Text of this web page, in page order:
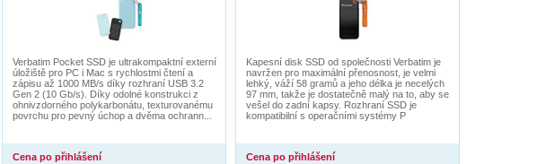
Verbatim Pocket SSD je ultrakompaktní externí
úložiště pro PC i Mac s rychlostmi čtení a
zápisu až 1000 MB/s díky rozhraní USB 3.2
Gen 2 (10 Gb/s). Díky odolné konstrukci z
ohnivzdorného polykarbonátu, texturovanému
povrchu pro pevný úchop a dvěma ochrann...
Cena po přihlášení
Kapesní disk SSD od společnosti Verbatim je
navržen pro maximální přenosnost, je velmi
lehký, váží 58 gramů a jeho délka je necelých
97 mm, takže je dostatečně malý na to, aby se
vešel do zadní kapsy. Rozhraní SSD je
kompatibilní s operačními systémy P
Cena po přihlášení